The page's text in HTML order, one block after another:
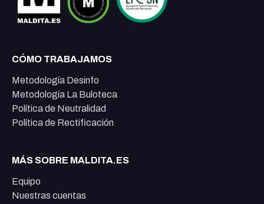
CÓMO TRABAJAMOS
Metodología Desinfo
Metodología La Buloteca
Política de Neutralidad
Política de Rectificación
MÁS SOBRE MALDITA.ES
Equipo
Nuestras cuentas